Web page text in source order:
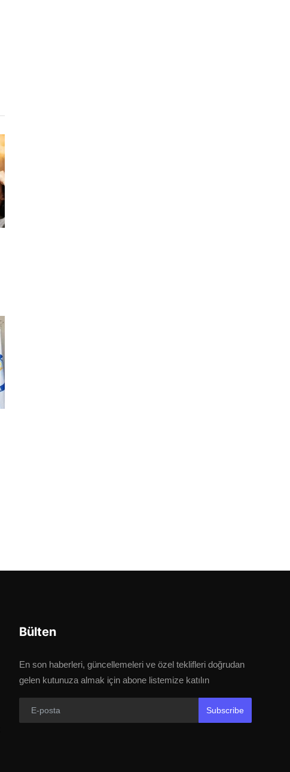
Bülten
En son haberleri, güncellemeleri ve özel teklifleri doğrudan
gelen kutunuza almak için abone listemize katılın
Subscribe